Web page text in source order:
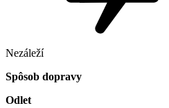
Nezáleží
Spôsob dopravy
Odlet